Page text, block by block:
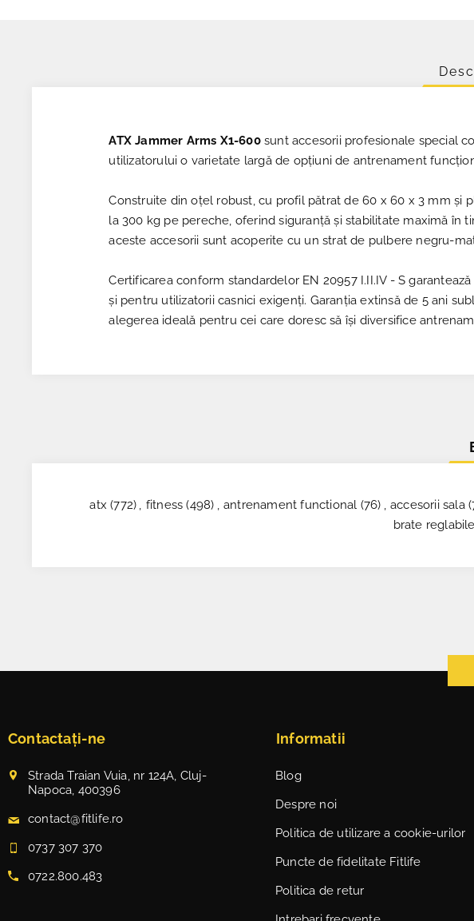
ATX Jammer Arms X1-600sunt accesorii profesionale special
utilizatorului o varietate largă de opțiuni de antrenament
Construite din oțel robust, cu profil pătrat de 60 x 60 x 3 mm și
la 300 kg pe pereche, oferind siguranță și stabilitate maximă
aceste accesorii sunt acoperite cu un strat de pulbere negru-
Certificarea conform standardelor EN 20957 I.II.IV - S
și pentru utilizatorii casnici exigenți. Garanția extinsă de 5 ani
alegerea ideală pentru cei care doresc să își diversifice
atx (772) , fitness (498) , antrenament functional (76) , accesorii sala
brate reglabile
Contactați-ne
Strada Traian Vuia, nr 124A, Cluj-
Napoca, 400396
contact@fitlife.ro
0737 307 370
0722.800.483
Informatii
Blog
Despre noi
Politica de utilizare a cookie-urilor
Puncte de fidelitate Fitlife
Politica de retur